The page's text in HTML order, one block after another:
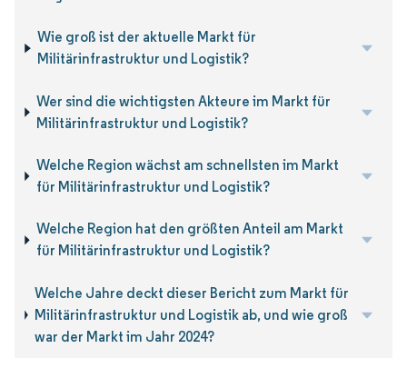
Wie groß ist der aktuelle Markt für
Militärinfrastruktur und Logistik?
Wer sind die wichtigsten Akteure im Markt für
Militärinfrastruktur und Logistik?
Welche Region wächst am schnellsten im Markt
für Militärinfrastruktur und Logistik?
Welche Region hat den größten Anteil am Markt
für Militärinfrastruktur und Logistik?
Welche Jahre deckt dieser Bericht zum Markt für
Militärinfrastruktur und Logistik ab, und wie groß
war der Markt im Jahr 2024?